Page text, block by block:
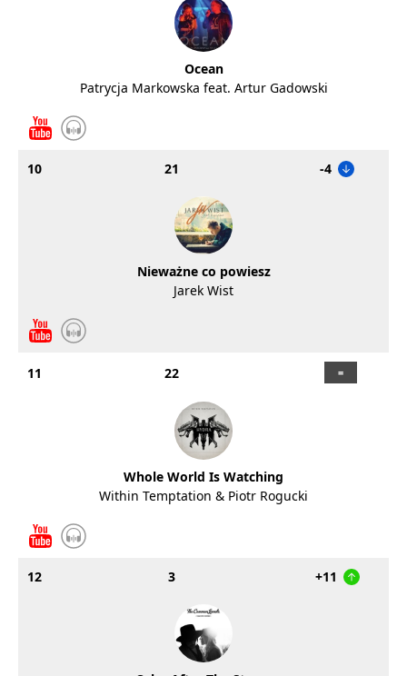
Ocean
Patrycja Markowska feat. Artur Gadowski
10 21 -4
Nieważne co powiesz
Jarek Wist
11 22
Whole World Is Watching
Within Temptation & Piotr Rogucki
12 3 +11